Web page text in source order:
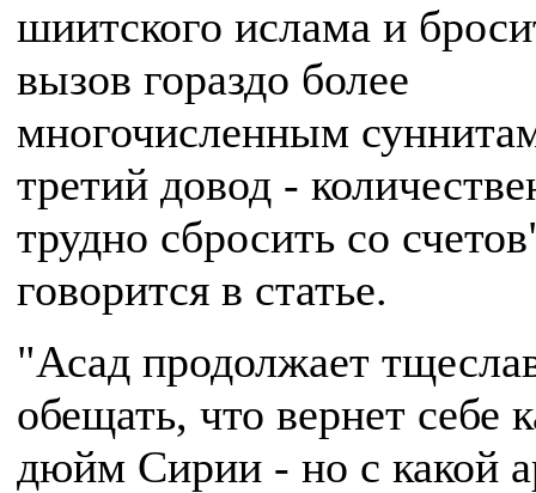
шиитского ислама и
вызов гораздо более
многочисленным
третий довод -
трудно сбросить со
говорится в статье.
"Асад продолжает
обещать, что вернет себе
дюйм Сирии - но с какой